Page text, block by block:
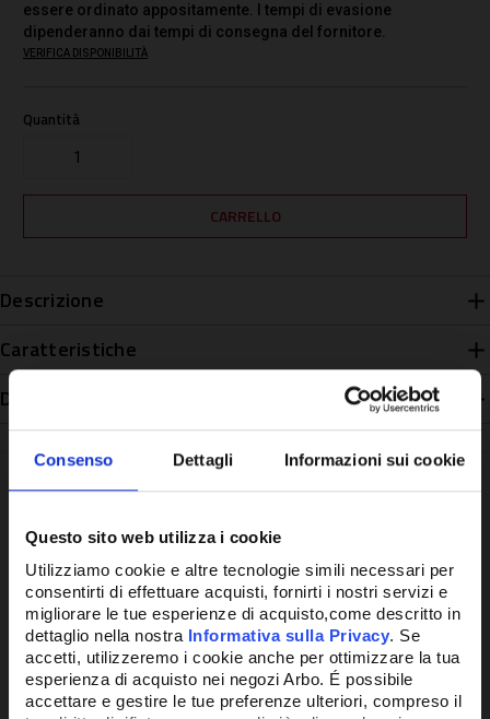
Consenso Dettagli Informazioni sui cookie
Questo sito web utilizza i cookie
Utilizziamo cookie e altre tecnologie simili necessari per
consentirti di effettuare acquisti, fornirti i nostri servizi e
migliorare le tue esperienze di acquisto,come descritto in
dettaglio nella nostra Informativa sulla Privacy. Se
accetti, utilizzeremo i cookie anche per ottimizzare la tua
esperienza di acquisto nei negozi Arbo. É possibile
accettare e gestire le tue preferenze ulteriori, compreso il
essere ordinato appositamente. I tempi di evasione
dipenderanno dai tempi di consegna del fornitore.
VERIFICA DISPONIBILITÀ
Quantità
Descrizione
Caratteristiche
Disponibilità
Potrebbe anche interessarti